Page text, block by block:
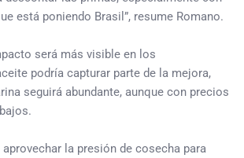
está poniendo Brasil”, resume Romano.
será más visible en los
podría capturar parte de la mejora,
seguirá abundante, aunque con precios
la presión de cosecha para